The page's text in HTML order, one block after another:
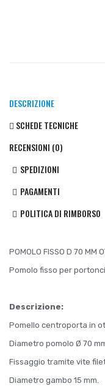
DESCRIZIONE
SCHEDE TECNICHE
RECENSIONI (0)
SPEDIZIONI
PAGAMENTI
POLITICA DI RIMBORSO
POMOLO FISSO D 70 MM
Pomolo fisso per
Descrizione:
Pomello centroporta in
Diametro pomolo Ø 70
Fissaggio tramite vite
Diametro gambo 15 mm.